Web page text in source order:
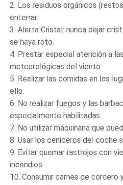
2. Los residuos orgánicos
enterrar.
3. Alerta Cristal: nunca dejar
se haya roto.
4. Prestar especial atención a
meteorológicas del viento.
5. Realizar las comidas en los
ello.
6. No realizar fuegos y las
especialmente habilitadas.
7. No utilizar maquinaria que
8. Usar los ceniceros del coche
9. Evitar quemar rastrojos con
incendios.
10. Consumir carnes de cordero